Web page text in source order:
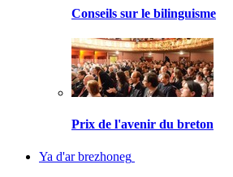
Conseils sur le bilinguisme
Prix de l'avenir du breton
Ya d'ar brezhoneg